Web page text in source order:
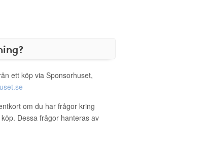
ett köp via Sponsorhuset,
om du har frågor kring
Dessa frågor hanteras av